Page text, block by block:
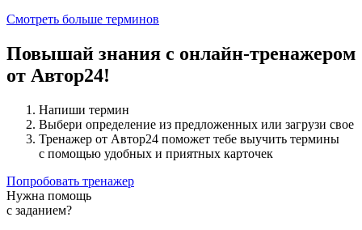
Смотреть больше терминов
Повышай знания с онлайн-тренажером
от Автор24!
Напиши термин
Выбери определение из предложенных или загрузи свое
Тренажер от Автор24 поможет тебе выучить термины
с помощью удобных и приятных карточек
Попробовать тренажер
Нужна помощь
с заданием?